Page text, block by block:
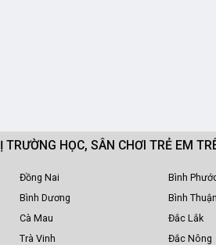
HỌC, SÂN CHƠI TRẺ EM
Đồng Nai
Bình Dương
Cà Mau
Trà Vinh
Bình
Bình Thuận
Đắc Lắk
Đắc Nông